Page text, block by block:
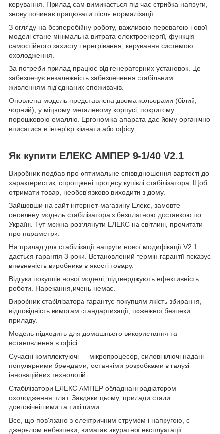
керування. Прилад сам вимикається під час стрибка напруги,
знову починає працювати після нормалізації.
З огляду на безперебійну роботу, важливою перевагою нової
моделі стане мінімальна витрата електроенергії, функція
самостійного захисту перегрівання, керування системою
охолодження.
За потреби прилад працює від генераторних установок. Це
забезпечує незалежність забезпечення стабільним
живленням під'єднаних споживачів.
Оновлена модель представлена двома кольорами (білий,
чорний), у міцному металевому корпусі, покритому
порошковою емаллю. Ергономіка апарата дає йому органічно
вписатися в інтер'єр кімнати або офісу.
Як купити ЕЛЕКС АМПЕР 9-1/40 V2.1
Виробник подбав про оптимальне співвідношення вартості до
характеристик, спрощенні процесу купівлі стабілізатора. Щоб
отримати товар, необов'язково виходити з дому.
Зайшовши на сайт інтернет-магазину Елекс, замовте
оновлену модель стабілізатора з безплатною доставкою по
Україні. Тут можна розглянути ЕЛЕКС на світлині, прочитати
про параметри.
На прилад для стабілізації напруги нової модифікації V2.1
дається гарантія 3 роки. Встановлений термін гарантії показує
впевненість виробника в якості товару.
Відгуки покупців нової моделі, підтверджують ефективність
роботи. Нарекання,ичень немає.
Виробник стабілізатора гарантує покупцям якість збирання,
відповідність вимогам стандартизації, пожежної безпеки
приладу.
Модель підходить для домашнього використання та
встановлення в офісі.
Сучасні комплектуючі — мікропроцесор, силові ключі надані
популярними брендами, останніми розробками в галузі
інноваційних технологій.
Стабілізатори ЕЛЕКС АМПЕР обладнані радіатором
охолодження плат. Завдяки цьому, прилади стали
довговічнішими та тихішими.
Все, що пов'язано з електричним струмом і напругою, є
джерелом небезпеки, вимагає акуратної експлуатації.